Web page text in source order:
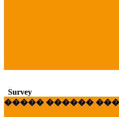
Survey
����� ������